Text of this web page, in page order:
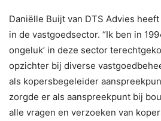
Daniëlle Buijt van DTS Advies
in de vastgoedsector. “Ik ben in
ongeluk’ in deze sector
opzichter bij diverse
als kopersbegeleider
zorgde er als aanspreekpunt bij
alle vragen en verzoeken van